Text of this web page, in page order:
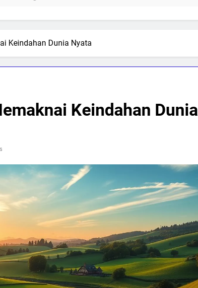
Keindahan Dunia Nyata
Keindahan Dunia